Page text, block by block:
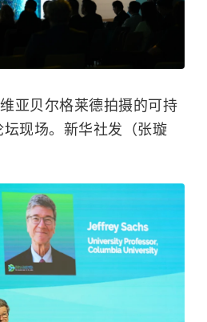
亚贝尔格莱德拍摄的可持
现场。新华社发（张璇